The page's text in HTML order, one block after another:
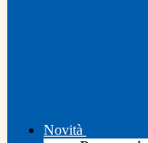
Novità